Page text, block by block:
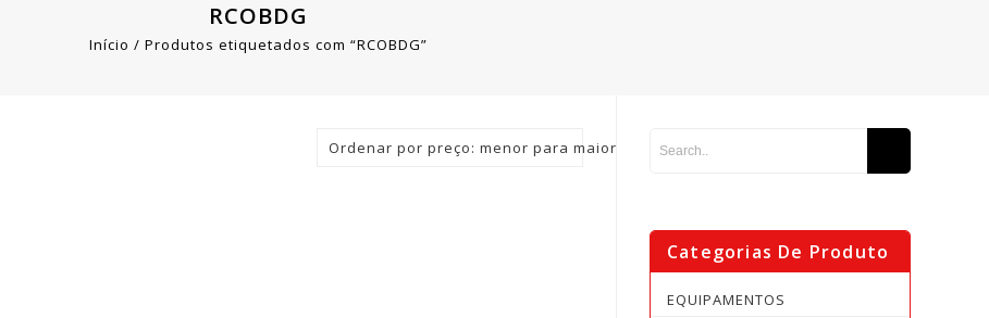
RCOBDG
Início / Produtos etiquetados com “RCOBDG”
Ordenar por preço: menor para maior
Categorias De Produto
EQUIPAMENTOS